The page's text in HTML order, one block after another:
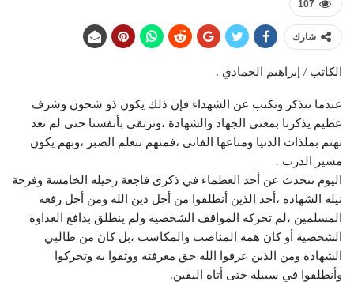
107
شارك
الكاتب / إبراهيم الحمادي .
عندما نتذكر ونكتب عن الشهداﺀ فإن ذلك يكون ذو شجون وشرف
عظيم يذكرنا بمعنى الجهاد والشهادة ،ونرتقي بأنفسنا حتى لم نعد
نهتم بملذات الدنيا ومتاعها الفاني ،فمنهم نتعلم الصبر ،وبهم يكون
مسير الدرب .
اليوم نتحدث عن أحد العظماﺀ في ذكرى فاجعة رحيله الخامسة وفرحة
نيله الشهادة ،أحد الذين أنطلقوا من أجل دين الله ومن أجل رفعة
المسلمين ،لم تحركه المواقف الشخصية ولم ينطلق بدافع العداوة
الشخصية أو كان همه المناصب والمكاسب ،بل كان من طالبي
الشهادة ومن الذين عرفوا الله حق معرفته ووثقوا به وتحركوا
وأنطلقوا في سبيله حتى أتاه اليقين.